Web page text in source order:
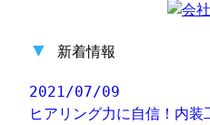
▼ 新着情報
2021/07/09
ヒアリング力に自信！内